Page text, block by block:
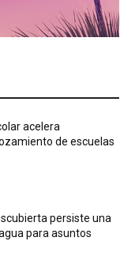
acelera
de escuelas
persiste una
para asuntos